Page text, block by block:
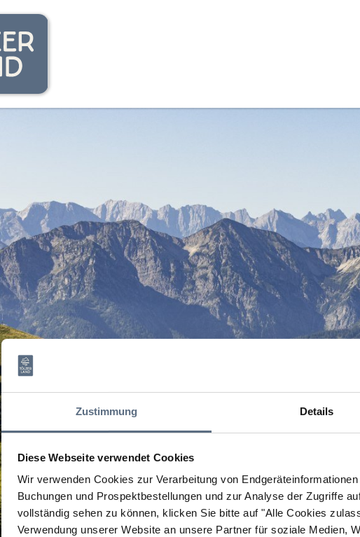
Zustimmung Details
Diese Webseite verwendet Cookies
Wir verwenden Cookies zur Verarbeitung von
Buchungen und Prospektbestellungen und zur Analyse der Zugriffe
vollständig sehen zu können, klicken Sie bitte auf "Alle Cookies
Verwendung unserer Website an unsere Partner für soziale Medien,